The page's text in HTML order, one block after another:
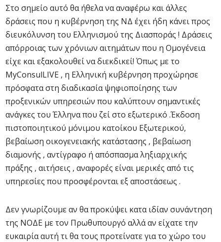
Στο σημείο αυτό θα ήθελα να αναφέρω και άλλες
δράσεις που η κυβέρνηση της ΝΔ έχει ήδη κάνει προς
διευκόλυνση του Ελληνισμού της Διασποράς ! Δράσεις
απόρροιας των χρόνιων αιτημάτων που η Ομογένεια
είχε και εξακολουθεί να διεκδικεί! Όπως με το
MyConsulLIVE , η Ελληνική κυβέρνηση προχώρησε
πρόσφατα στη διαδικασία ψηφιοποίησης των
προξενικών υπηρεσιών που καλύπτουν σημαντικές
ανάγκες του Έλληνα που ζεί στο εξωτερικό .Έκδοση
πιστοποιητικού μόνιμου κατοίκου Εξωτερικού,
βεβαίωση οικογενειακής κατάστασης , βεβαίωση
διαμονής , αντίγραφο ή απόσπασμα ληξιαρχικής
πράξης , αιτήσεις , αναφορές είναι μερικές από τις
υπηρεσίες που προσφέρονται εξ αποστάσεως .
Δεν γνωρίζουμε αν θα προκύψει κατα ιδίαν συνάντηση
της ΝΟΔΕ με τον Πρωθυπουργό αλλά αν είχατε την
ευκαιρία αυτή τι θα τους προτείνατε για το χώρο του